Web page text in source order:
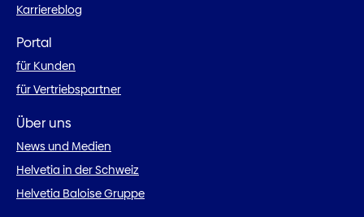
Karriereblog
Portal
für Kunden
für Vertriebspartner
Über uns
News und Medien
Helvetia in der Schweiz
Helvetia Baloise Gruppe